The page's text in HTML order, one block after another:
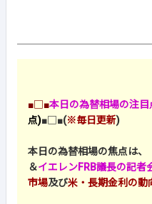
■□■本日の為替相場の注
点)■□■(※毎日更新)
本日の為替相場の焦点は、
＆イエレンFRB議長の記者
市場及び米・長期金利の動